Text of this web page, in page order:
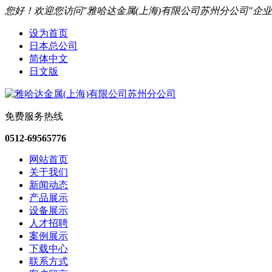
您好！欢迎您访问"雅哈达金属(上海)有限公司苏州分公司"企
设为首页
日本总公司
简体中文
日文版
免费服务热线
0512-69565776
网站首页
关于我们
新闻动态
产品展示
设备展示
人才招聘
案例展示
下载中心
联系方式